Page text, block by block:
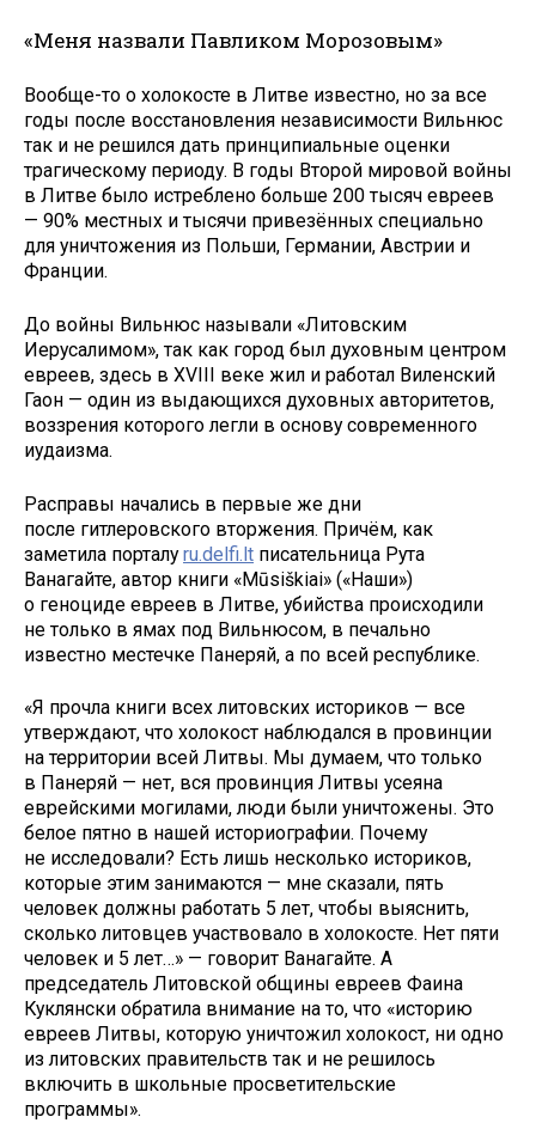
«Меня назвали Павликом Морозовым»
Вообще-то о холокосте в Литве известно, но за все
годы после восстановления независимости Вильнюс
так и не решился дать принципиальные оценки
трагическому периоду. В годы Второй мировой войны
в Литве было истреблено больше 200 тысяч евреев
— 90% местных и тысячи привезённых специально
для уничтожения из Польши, Германии, Австрии и
Франции.
До войны Вильнюс называли «Литовским
Иерусалимом», так как город был духовным центром
евреев, здесь в XVIII веке жил и работал Виленский
Гаон — один из выдающихся духовных авторитетов,
воззрения которого легли в основу современного
иудаизма.
Расправы начались в первые же дни
после гитлеровского вторжения. Причём, как
заметила порталуru.delfi.lt писательница Рута
Ванагайте, автор книги «Mūsiškiai» («Наши»)
о геноциде евреев в Литве, убийства происходили
не только в ямах под Вильнюсом, в печально
известно местечке Панеряй, а по всей республике.
«Я прочла книги всех литовских историков — все
утверждают, что холокост наблюдался в провинции
на территории всей Литвы. Мы думаем, что только
в Панеряй — нет, вся провинция Литвы усеяна
еврейскими могилами, люди были уничтожены. Это
белое пятно в нашей историографии. Почему
не исследовали? Есть лишь несколько историков,
которые этим занимаются — мне сказали, пять
человек должны работать 5 лет, чтобы выяснить,
сколько литовцев участвовало в холокосте. Нет пяти
человек и 5 лет…» — говорит Ванагайте. А
председатель Литовской общины евреев Фаина
Куклянски обратила внимание на то, что «историю
евреев Литвы, которую уничтожил холокост, ни одно
из литовских правительств так и не решилось
включить в школьные просветительские
программы».